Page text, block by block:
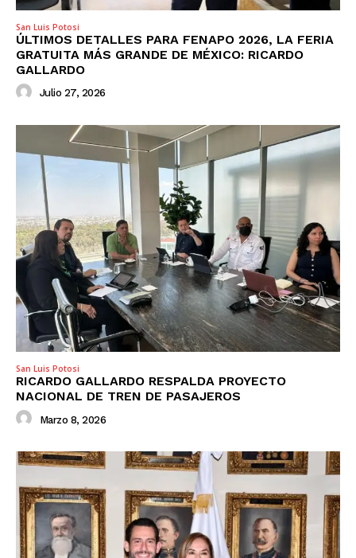
San Luis Potosi
ÚLTIMOS DETALLES PARA FENAPO 2026, LA FERIA
GRATUITA MÁS GRANDE DE MÉXICO: RICARDO
GALLARDO
Julio 27, 2026
San Luis Potosi
RICARDO GALLARDO RESPALDA PROYECTO
NACIONAL DE TREN DE PASAJEROS
Marzo 8, 2026